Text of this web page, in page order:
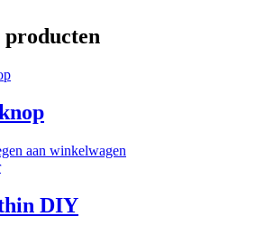
producten
aan winkelwagen
DIY